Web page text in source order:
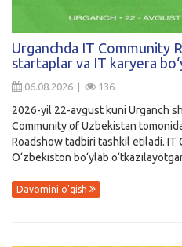
Qidirish
Kirish
Urganchda IT Community
startaplar va IT karyera
06.08.2026 | 136
2026-yil 22-avgust kuni Urganch
Community of Uzbekistan
Roadshow tadbiri tashkil etiladi. IT
O‘zbekiston bo‘ylab
Davomini o'qish